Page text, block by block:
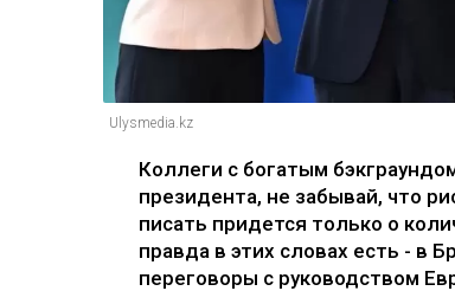
Ulysmedia.kz
Коллеги с богатым
президента, не забывай, что
писать придется только о
правда в этих словах есть - в
переговоры с руководством